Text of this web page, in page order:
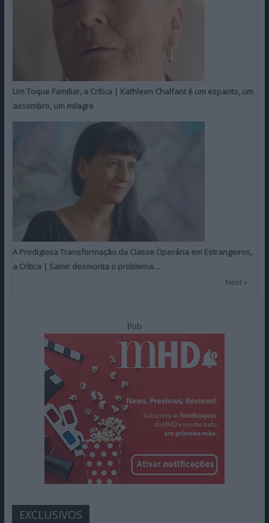
Um Toque Familiar, a Crítica | Kathleen Chalfant é um espanto, um
assombro, um milagre
A Prodigiosa Transformação da Classe Operária em Estrangeiros,
a Crítica | Samir desmonta o problema…
Next »
Pub
EXCLUSIVOS